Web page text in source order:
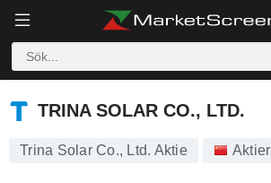
TRINA SOLAR CO., LTD.
TRINA SOLAR CO., LTD.
Trina Solar Co., Ltd. Aktie Aktier